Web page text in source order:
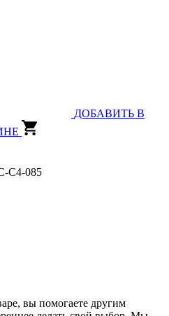
ДОБАВИТЬ В
C4-085
вы помогаете другим